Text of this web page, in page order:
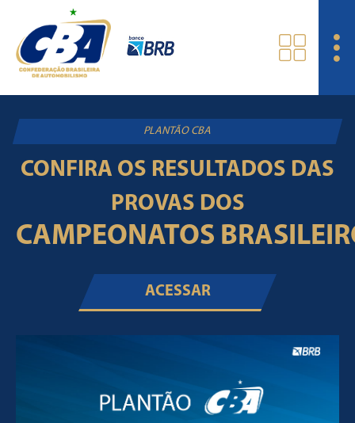
PLANTÃO CBA
CONFIRA OS RESULTADOS DAS
PROVAS DOS
CAMPEONATOS
ACESSAR